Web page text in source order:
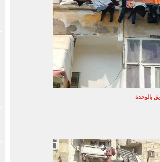
بالوحدة